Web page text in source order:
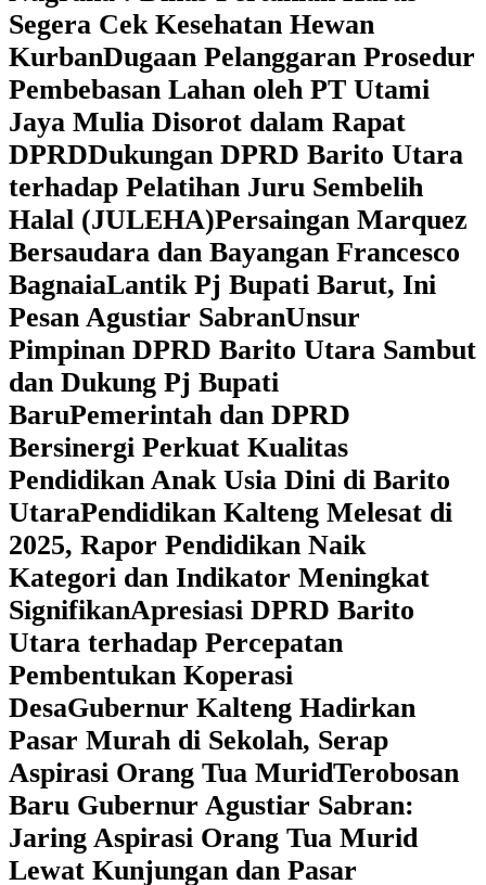
Segera Cek Kesehatan Hewan
KurbanDugaan Pelanggaran Prosedur
Pembebasan Lahan oleh PT Utami
Jaya Mulia Disorot dalam Rapat
DPRDDukungan DPRD Barito Utara
terhadap Pelatihan Juru Sembelih
Halal (JULEHA)Persaingan Marquez
Bersaudara dan Bayangan Francesco
BagnaiaLantik Pj Bupati Barut, Ini
Pesan Agustiar SabranUnsur
Pimpinan DPRD Barito Utara Sambut
dan Dukung Pj Bupati
BaruPemerintah dan DPRD
Bersinergi Perkuat Kualitas
Pendidikan Anak Usia Dini di Barito
Utara‎Pendidikan Kalteng Melesat di
2025, Rapor Pendidikan Naik
Kategori dan Indikator Meningkat
SignifikanApresiasi DPRD Barito
Utara terhadap Percepatan
Pembentukan Koperasi
Desa‎Gubernur Kalteng Hadirkan
Pasar Murah di Sekolah, Serap
Aspirasi Orang Tua Murid‎Terobosan
Baru Gubernur Agustiar Sabran:
Jaring Aspirasi Orang Tua Murid
Lewat Kunjungan dan Pasar